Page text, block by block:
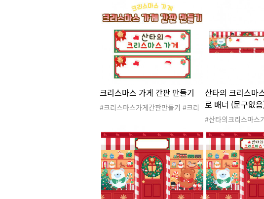
크리스마스 #겨울 #산타 #산타클로
스 #산타할아버지 #루돌프 #크리스
마스놀이 #크리스마스도안 #크리스
마스활동 #선물가게 #금액메뉴판
크리스마스선물 #
게 #크리스마스 #
클로스 #산타할아
리스마스놀이 #크
리스마스활동 #선
크리스마스 가게 간판 만들기
#크리스마스가게간판만들기 #크리
게 #크리스마스 #겨울 #산타 #산타
클로스 #산타할아버지 #루돌프 #크
리스마스놀이 #크리스마스도안 #크
리스마스활동 #선물가게 #크리스마
스가게간판
산타의 크리스마
로 배너 (문구없
#산타의크리스마스
게놀이 #크리스마
스선물가게 #크리
타 #산타클로스 #
돌프 #크리스마스
도안 #크리스마스
문구없음 #배너 #